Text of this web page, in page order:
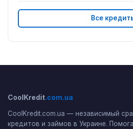
Все
CoolKredit.com.ua
CoolKredit.com.ua — независимый
кредитов и займов в Украине.